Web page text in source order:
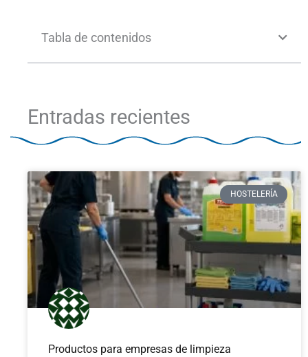
Tabla de contenidos
Entradas recientes
HOSTELERÍA
Productos para empresas de limpieza